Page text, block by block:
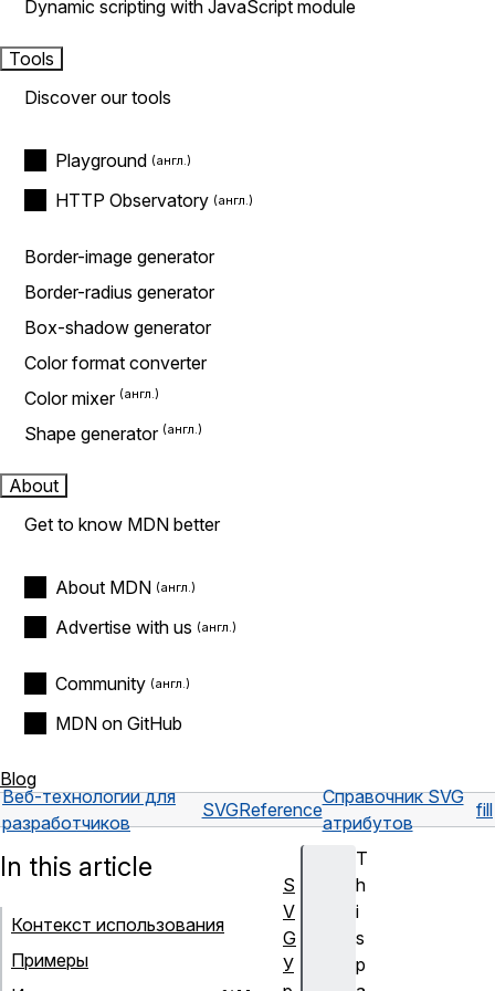
Dynamic scripting with JavaScript module
Tools
Discover our tools
Playground
HTTP Observatory
Border-image generator
Border-radius generator
Box-shadow generator
Color format converter
Color mixer
Shape generator
About
Get to know MDN better
About MDN
Advertise with us
Community
MDN on GitHub
Blog
Веб-технологии для
разработчиков
SVGReference
Справочник SVG
атрибутов
fill
T
h
i
s
p
In this article
Контекст использования
Примеры
S
V
G
У